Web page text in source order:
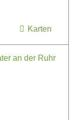
Karten
an der Ruhr